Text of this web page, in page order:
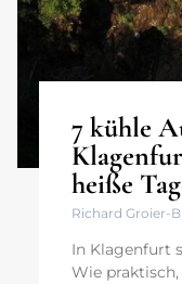
7 kühle
heiße
Richard Groier-
In Klagenfurt
Wie